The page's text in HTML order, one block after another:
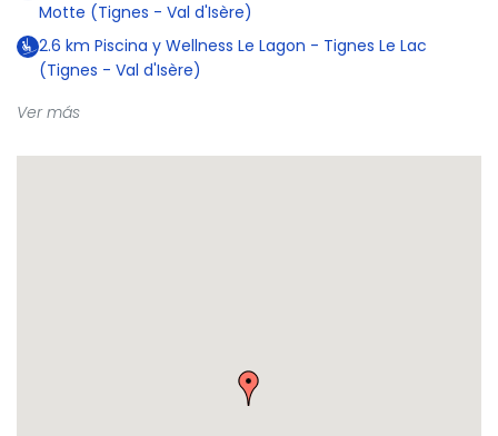
Motte (Tignes - Val d'Isère)
2.6 km Piscina y Wellness Le Lagon - Tignes Le Lac
(Tignes - Val d'Isère)
Ver más